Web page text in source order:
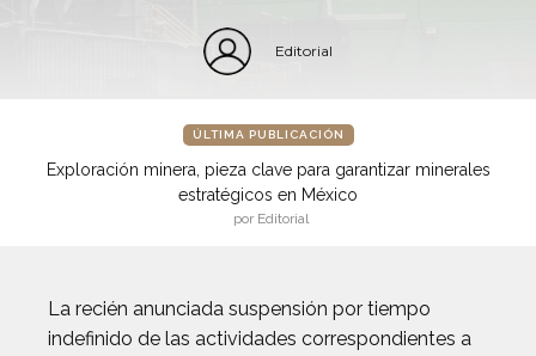
Editorial
ÚLTIMA PUBLICACIÓN
Exploración minera, pieza clave para garantizar minerales
estratégicos en México
por Editorial
La recién anunciada suspensión por tiempo
indefinido de las actividades correspondientes a